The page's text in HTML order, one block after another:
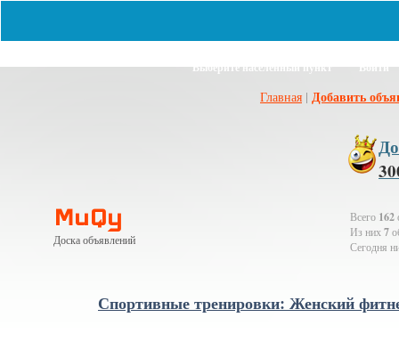
Выберите населённый пункт Войти
Главная | Добавить
MuQy
Доска объявлений
Всего 162
Из них 7
Сегодня
Спортивные тренировки: Женский